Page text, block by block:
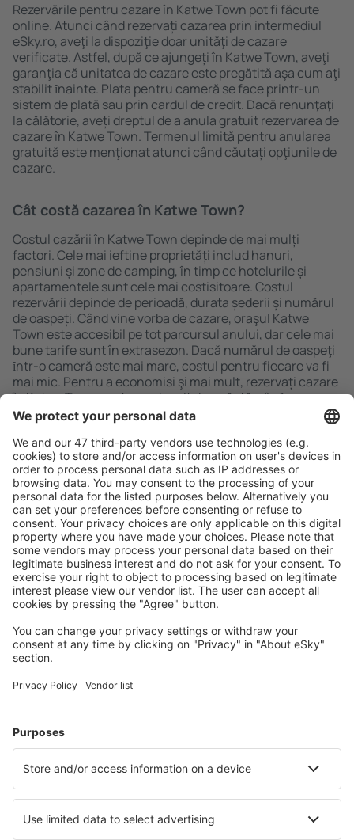
Rezervările pentru cazare în Katwe Town pot fi făcute
online. Atunci când rezervați cazarea prin intermediul
eSky.ro, aveţi la dispoziţie doar unităţi de cazare
verificate. Astfel, după ce ajungeți în Katwe Town, aveţi
garanţia că unitatea de cazare este pregătită aşa cum aţi
stabilit ȋnainte. Plata pentru cameră se face printr-un
sistem de plată sau prin cardul de credit. Dacă renunţaţi
la călătorie, aveți dreptul de a anula gratuit rezervarea de
cazare în Katwe Town. Termenul limită pentru anularea
gratuită este menţionat atunci când căutați opţiunile de
cazare.
Cât costă cazarea în Katwe Town?
Costul cazării în Katwe Town depinde de mai mulți
factori. Cele mai ieftine proprietăți includ hanuri,
pensiuni și zone de camping, în timp ce hotelurile și
apartamentele sunt cele mai costisitoare. Costul
rezervării depinde de perioadă, durata șederii și numărul
de oaspeți. Când vine vorba de cazare, oraşul Katwe
Town este accesibil pe tot parcursul anului, dar cele mai
bune tarife sunt în extrasezon. Dacă numărul de oaspeţi
ȋntr-o cameră este mai mare, costul pentru fiecare va fi
mai mic. Pentru a economisi şi mai mult, rezervați cazare
în Katwe Town pentru mai mult de o săptămână.
Caută rapid şi uşor
Ofertă adaptată aşteptărilor tale.
Planifică ȋn siguranţă
Rezervare fără griji cu opțiune gratuită de anulare.
Economiseşte mai mult
Prețuri atractive și oferte speciale pentru utilizatorii
conectați.
Cazarea preferată
Cele mai căutate cazări de către utilizatorii eSky
Cazare în Uganda - Orașe populare